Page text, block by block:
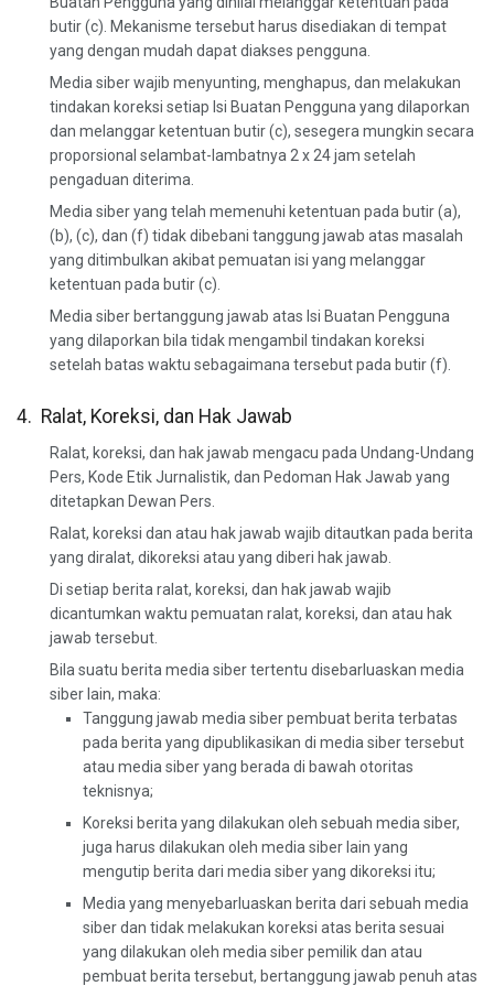
butir (c). Mekanisme tersebut harus disediakan di tempat
yang dengan mudah dapat diakses pengguna.
Media siber wajib menyunting, menghapus, dan melakukan
tindakan koreksi setiap Isi Buatan Pengguna yang dilaporkan
dan melanggar ketentuan butir (c), sesegera mungkin secara
proporsional selambat-lambatnya 2 x 24 jam setelah
pengaduan diterima.
Media siber yang telah memenuhi ketentuan pada butir (a),
(b), (c), dan (f) tidak dibebani tanggung jawab atas masalah
yang ditimbulkan akibat pemuatan isi yang melanggar
ketentuan pada butir (c).
Media siber bertanggung jawab atas Isi Buatan Pengguna
yang dilaporkan bila tidak mengambil tindakan koreksi
setelah batas waktu sebagaimana tersebut pada butir (f).
4. Ralat, Koreksi, dan Hak Jawab
Ralat, koreksi, dan hak jawab mengacu pada Undang-Undang
Pers, Kode Etik Jurnalistik, dan Pedoman Hak Jawab yang
ditetapkan Dewan Pers.
Ralat, koreksi dan atau hak jawab wajib ditautkan pada berita
yang diralat, dikoreksi atau yang diberi hak jawab.
Di setiap berita ralat, koreksi, dan hak jawab wajib
dicantumkan waktu pemuatan ralat, koreksi, dan atau hak
jawab tersebut.
Bila suatu berita media siber tertentu disebarluaskan media
siber lain, maka:
Tanggung jawab media siber pembuat berita terbatas
pada berita yang dipublikasikan di media siber tersebut
atau media siber yang berada di bawah otoritas
teknisnya;
Koreksi berita yang dilakukan oleh sebuah media siber,
juga harus dilakukan oleh media siber lain yang
mengutip berita dari media siber yang dikoreksi itu;
Media yang menyebarluaskan berita dari sebuah media
siber dan tidak melakukan koreksi atas berita sesuai
yang dilakukan oleh media siber pemilik dan atau
pembuat berita tersebut, bertanggung jawab penuh atas